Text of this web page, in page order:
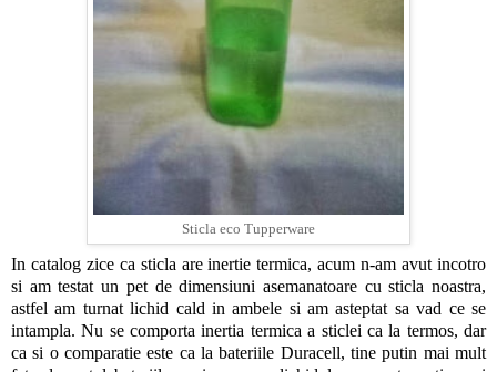
Sticla eco Tupperware
In catalog zice ca sticla are inertie termica, acum n-am avut incotro
si am testat un pet de dimensiuni asemanatoare cu sticla noastra,
astfel am turnat lichid cald in ambele si am asteptat sa vad ce se
intampla. Nu se comporta inertia termica a sticlei ca la termos, dar
ca si o comparatie este ca la bateriile Duracell, tine putin mai mult